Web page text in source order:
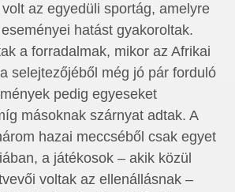
az egyedüli sportág, amelyre
eseményei hatást gyakoroltak.
a forradalmak, mikor az Afrikai
selejtezőjéből még jó pár forduló
pedig egyeseket
másoknak szárnyat adtak. A
hazai meccséből csak egyet
a játékosok – akik közül
voltak az ellenállásnak –